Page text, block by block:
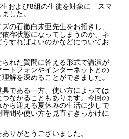
および8組の生徒を対象に「スマ
した。
の石徹白未亜先生をお招きし、
存状態になってしまうのか、ネ
すればよいのかなどについてお
れた質問に答える形式で講演が
トフォンやインターネットとの
解を深めることができました。
である一方、使い方によっては
ながることもあります。今回の
ら迎える夏休みの生活に少しで
間や使い方を見直すきっかけに
りがとうございました。